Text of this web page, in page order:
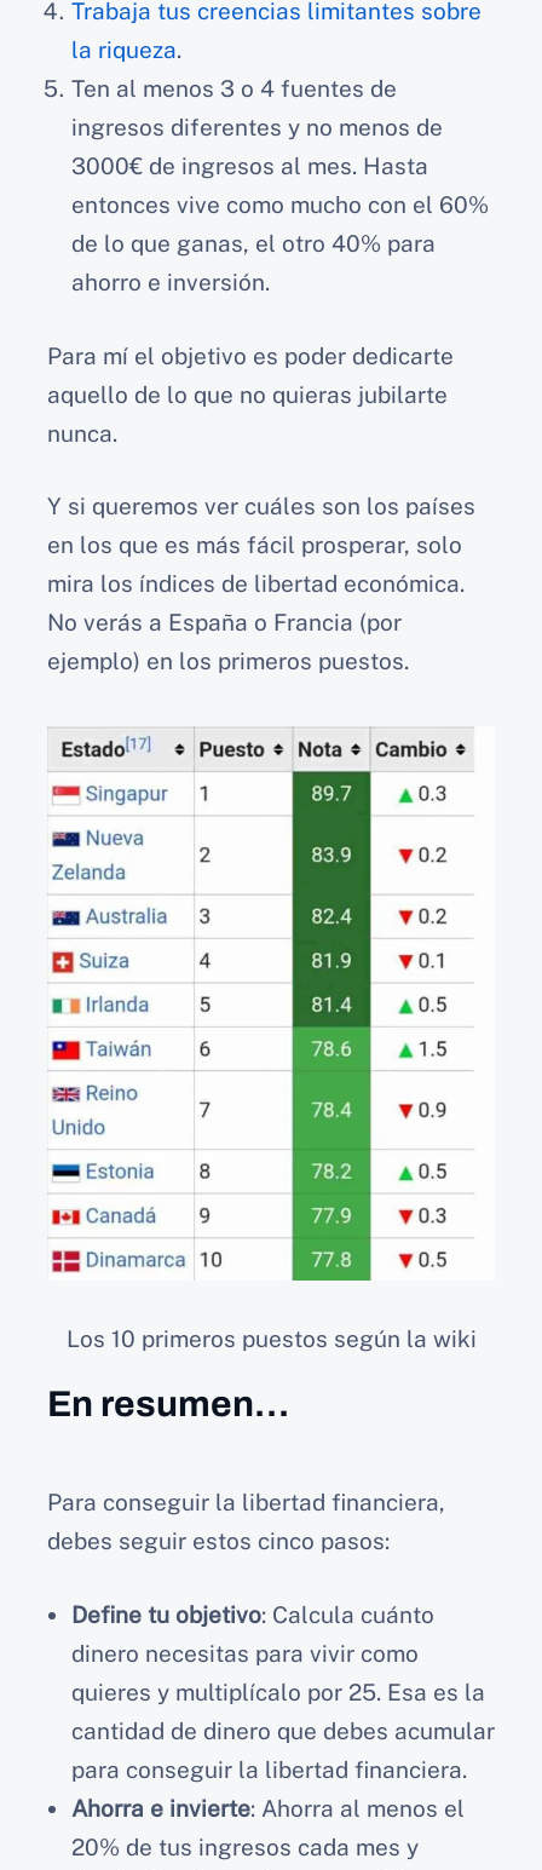
Trabaja tus creencias limitantes sobre
la riqueza.
Ten al menos 3 o 4 fuentes de
ingresos diferentes y no menos de
3000€ de ingresos al mes. Hasta
entonces vive como mucho con el 60%
de lo que ganas, el otro 40% para
ahorro e inversión.
Para mí el objetivo es poder dedicarte
aquello de lo que no quieras jubilarte
nunca.
Y si queremos ver cuáles son los países
en los que es más fácil prosperar, solo
mira los índices de libertad económica.
No verás a España o Francia (por
ejemplo) en los primeros puestos.
Los 10 primeros puestos según la wiki
En resumen…
Para conseguir la libertad financiera,
debes seguir estos cinco pasos:
Define tu objetivo: Calcula cuánto
dinero necesitas para vivir como
quieres y multiplícalo por 25. Esa es la
cantidad de dinero que debes acumular
para conseguir la libertad financiera.
Ahorra e invierte: Ahorra al menos el
20% de tus ingresos cada mes y